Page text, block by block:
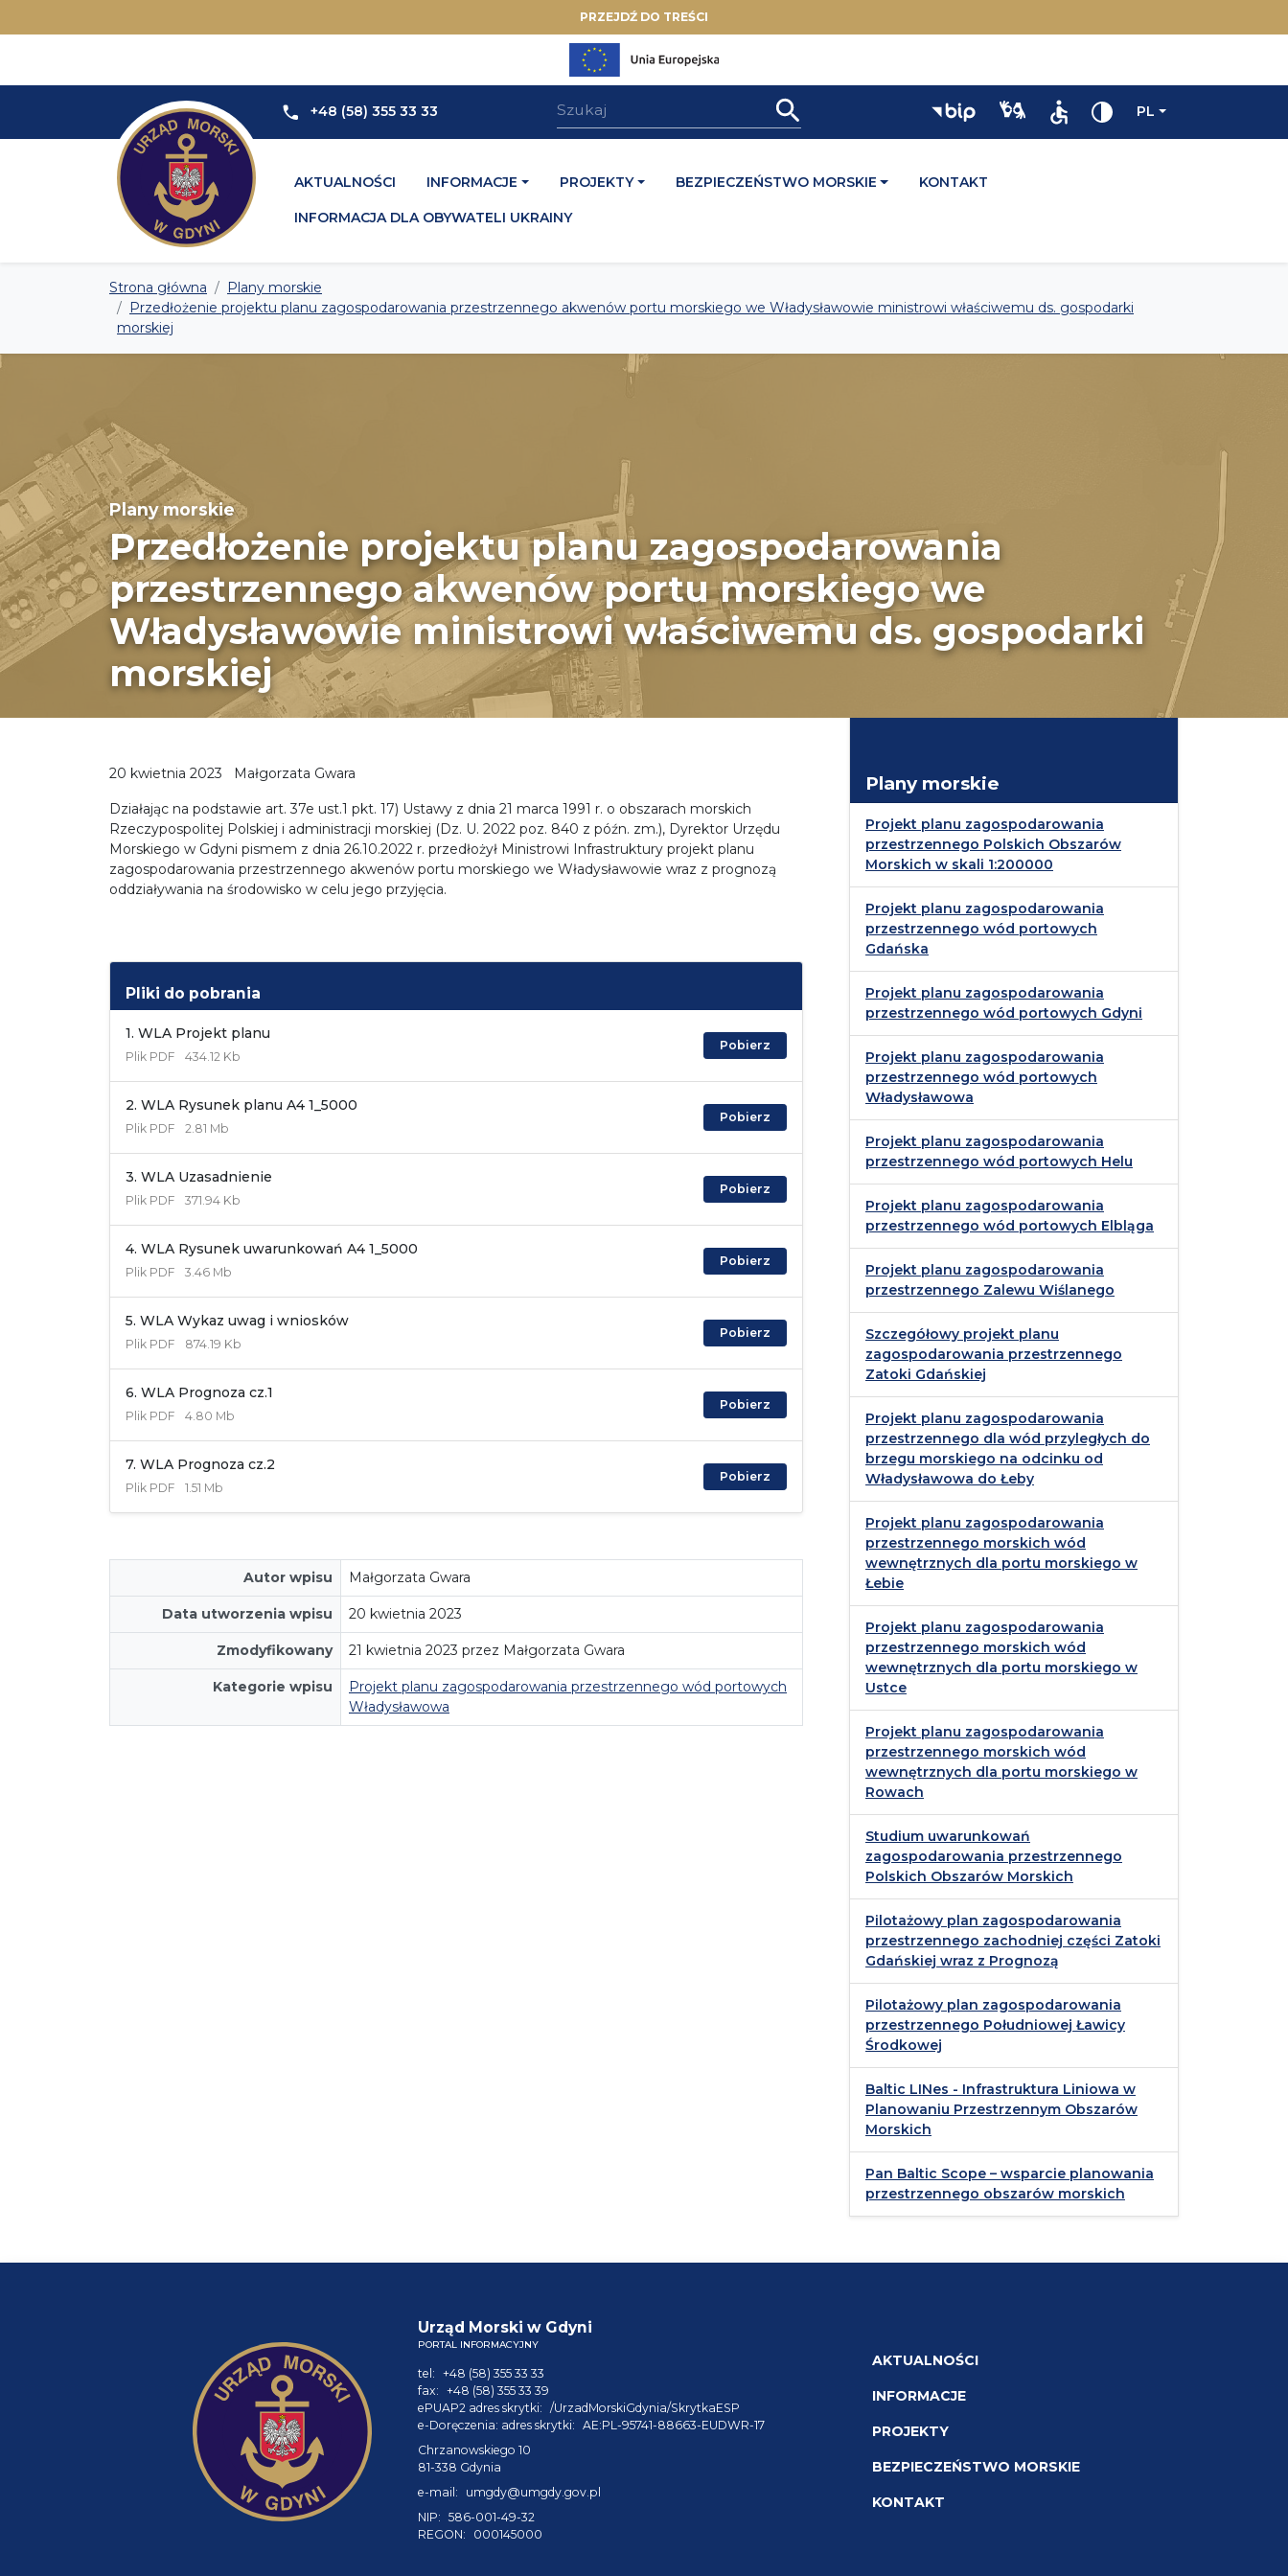
PRZEJDŹ DO TREŚCI
+48 (58) 355 33 33 PL
AKTUALNOŚCI INFORMACJE PROJEKTY BEZPIECZEŃSTWO MORSKIE KONTAKT
INFORMACJA DLA OBYWATELI UKRAINY
Strona główna
Plany morskie
Przedłożenie projektu planu zagospodarowania przestrzennego akwenów portu morskiego we Władysławowie ministrowi właściwemu ds. gospodarki
morskiej
Plany morskie
Przedłożenie projektu planu zagospodarowania
przestrzennego akwenów portu morskiego we
Władysławowie ministrowi właściwemu ds. gospodarki
morskiej
20 kwietnia 2023 Małgorzata Gwara
Działając na podstawie art. 37e ust.1 pkt. 17) Ustawy z dnia 21 marca 1991 r. o obszarach morskich
Rzeczypospolitej Polskiej i administracji morskiej (Dz. U. 2022 poz. 840 z późn. zm.), Dyrektor Urzędu
Morskiego w Gdyni pismem z dnia 26.10.2022 r. przedłożył Ministrowi Infrastruktury projekt planu
zagospodarowania przestrzennego akwenów portu morskiego we Władysławowie wraz z prognozą
oddziaływania na środowisko w celu jego przyjęcia.
Pliki do pobrania
1. WLA Projekt planu
Plik PDF 434.12 Kb
Pobierz
2. WLA Rysunek planu A4 1_5000
Plik PDF 2.81 Mb
Pobierz
3. WLA Uzasadnienie
Plik PDF 371.94 Kb
Pobierz
4. WLA Rysunek uwarunkowań A4 1_5000
Plik PDF 3.46 Mb
Pobierz
5. WLA Wykaz uwag i wniosków
Plik PDF 874.19 Kb
Pobierz
6. WLA Prognoza cz.1
Plik PDF 4.80 Mb
Pobierz
7. WLA Prognoza cz.2
Plik PDF 1.51 Mb
Pobierz
Autor wpisu Małgorzata Gwara
Data utworzenia wpisu 20 kwietnia 2023
Zmodyfikowany 21 kwietnia 2023 przez Małgorzata Gwara
Kategorie wpisu
Projekt planu zagospodarowania przestrzennego wód portowych
Władysławowa
Plany morskie
Projekt planu zagospodarowania
przestrzennego Polskich Obszarów
Morskich w skali 1:200000
Projekt planu zagospodarowania
przestrzennego wód portowych
Gdańska
Projekt planu zagospodarowania
przestrzennego wód portowych Gdyni
Projekt planu zagospodarowania
przestrzennego wód portowych
Władysławowa
Projekt planu zagospodarowania
przestrzennego wód portowych Helu
Projekt planu zagospodarowania
przestrzennego wód portowych Elbląga
Projekt planu zagospodarowania
przestrzennego Zalewu Wiślanego
Szczegółowy projekt planu
zagospodarowania przestrzennego
Zatoki Gdańskiej
Projekt planu zagospodarowania
przestrzennego dla wód przyległych do
brzegu morskiego na odcinku od
Władysławowa do Łeby
Projekt planu zagospodarowania
przestrzennego morskich wód
wewnętrznych dla portu morskiego w
Łebie
Projekt planu zagospodarowania
przestrzennego morskich wód
wewnętrznych dla portu morskiego w
Ustce
Projekt planu zagospodarowania
przestrzennego morskich wód
wewnętrznych dla portu morskiego w
Rowach
Studium uwarunkowań
zagospodarowania przestrzennego
Polskich Obszarów Morskich
Pilotażowy plan zagospodarowania
przestrzennego zachodniej części Zatoki
Gdańskiej wraz z Prognozą
Pilotażowy plan zagospodarowania
przestrzennego Południowej Ławicy
Środkowej
Baltic LINes - Infrastruktura Liniowa w
Planowaniu Przestrzennym Obszarów
Morskich
Pan Baltic Scope – wsparcie planowania
przestrzennego obszarów morskich
Urząd Morski w Gdyni
PORTAL INFORMACYJNY
tel: +48 (58) 355 33 33
fax: +48 (58) 355 33 39
ePUAP2 adres skrytki: /UrzadMorskiGdynia/SkrytkaESP
e-Doręczenia: adres skrytki: AE:PL-95741-88663-EUDWR-17
Chrzanowskiego 10
81-338 Gdynia
e-mail:
umgdy@umgdy.gov.pl
NIP: 586-001-49-32
REGON:
000145000
AKTUALNOŚCI
INFORMACJE
PROJEKTY
BEZPIECZEŃSTWO MORSKIE
KONTAKT